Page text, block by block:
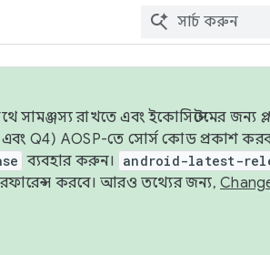
রাখতে এবং ইকোসিস্টেমের জন্য
এবং Q4) AOSP-তে সোর্স কোড প্রকাশ
ব্যবহার করুন। android-latest-
রেফারেন্স করবে। আরও তথ্যের জন্য,